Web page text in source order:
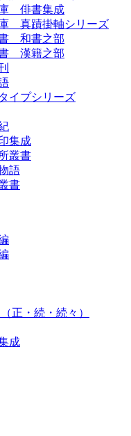
俳書集成
真蹟掛軸シリーズ
和書之部
漢籍之部
イプシリーズ
集成
叢書
語
書
正・続・続々）
成